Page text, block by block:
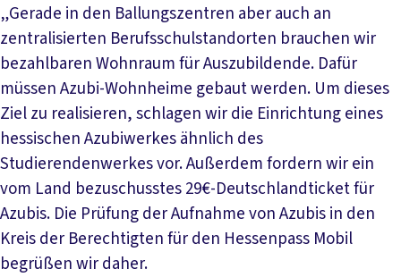
„Gerade in den Ballungszentren aber auch an
zentralisierten Berufsschulstandorten brauchen wir
bezahlbaren Wohnraum für Auszubildende. Dafür
müssen Azubi-Wohnheime gebaut werden. Um dieses
Ziel zu realisieren, schlagen wir die Einrichtung eines
hessischen Azubiwerkes ähnlich des
Studierendenwerkes vor. Außerdem fordern wir ein
vom Land bezuschusstes 29€-Deutschlandticket für
Azubis. Die Prüfung der Aufnahme von Azubis in den
Kreis der Berechtigten für den Hessenpass Mobil
begrüßen wir daher.